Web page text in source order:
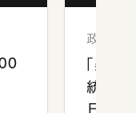
政治
「楽し
統領と
日米